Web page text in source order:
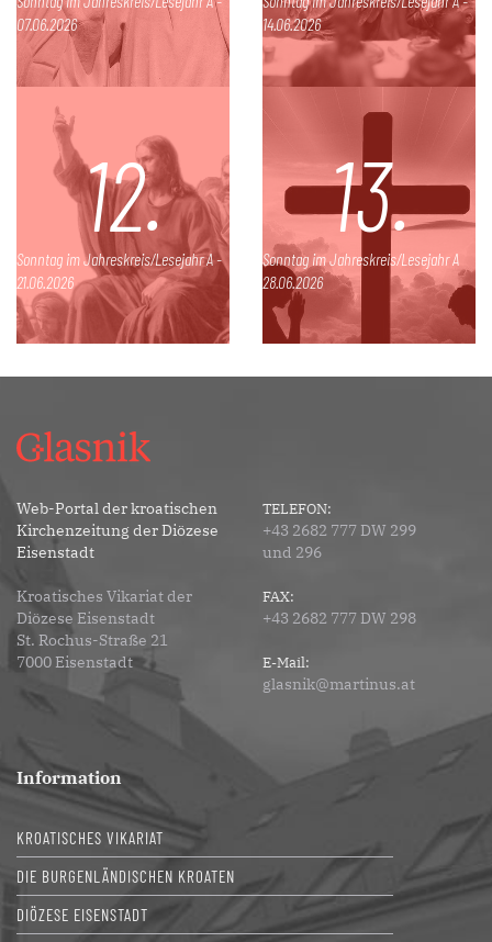
07.06.2026
14.06.2026
12.
Sonntag im Jahreskreis/Lesejahr A -
21.06.2026
13.
Sonntag im Jahreskreis/Lesejahr A
28.06.2026
Web-Portal der kroatischen
Kirchenzeitung der Diözese
Eisenstadt
Kroatisches Vikariat der
Diözese Eisenstadt
St. Rochus-Straße 21
7000 Eisenstadt
TELEFON:
+43 2682 777 DW 299
und 296
FAX:
+43 2682 777 DW 298
E-Mail:
glasnik@martinus.at
Information
KROATISCHES VIKARIAT
DIE BURGENLÄNDISCHEN KROATEN
DIÖZESE EISENSTADT